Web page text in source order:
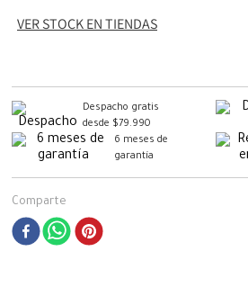
VER STOCK EN TIENDAS
Despacho gratis
desde $79.990
6 meses de
garantía
Comparte